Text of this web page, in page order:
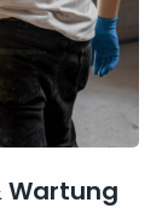
Wartung